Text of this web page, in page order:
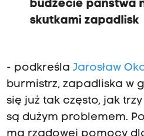
budżecie państwa
skutkami zapadlisk
- podkreśla Jarosław
burmistrz, zapadliska w
się już tak często, jak
są dużym problemem.